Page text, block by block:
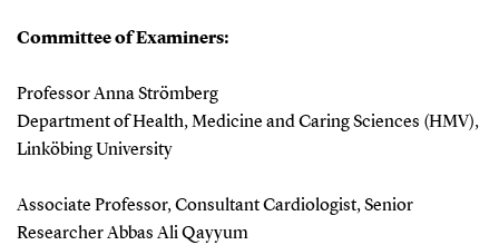
Committee of Examiners:
Professor Anna Strömberg
Department of Health, Medicine and Caring Sciences (HMV),
Linköbing University
Associate Professor, Consultant Cardiologist, Senior
Researcher Abbas Ali Qayyum